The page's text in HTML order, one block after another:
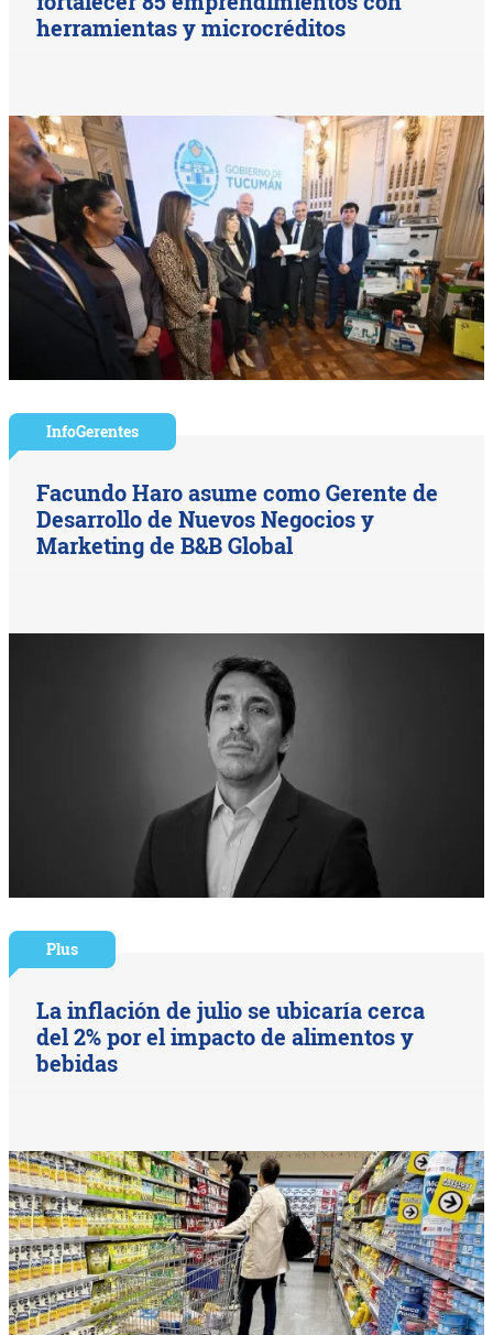
herramientas y microcréditos
InfoGerentes
Facundo Haro asume como Gerente de
Desarrollo de Nuevos Negocios y
Marketing de B&B Global
Plus
La inflación de julio se ubicaría cerca
del 2% por el impacto de alimentos y
bebidas